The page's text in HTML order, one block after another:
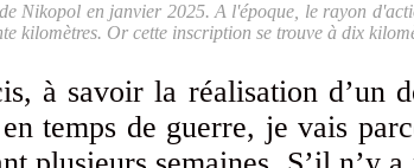
Nikopol en janvier 2025. A l'époque, le rayon
kilomètres. Or cette inscription se trouve à dix
à savoir la réalisation d’un
temps de guerre, je vais